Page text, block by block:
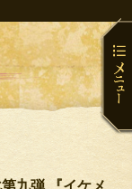
九弾 『イケメ